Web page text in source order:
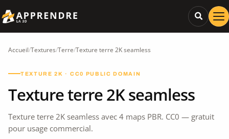
Accueil/Textures/Terre/Texture terre 2K seamless
TEXTURE 2K · CC0 PUBLIC DOMAIN
Texture terre 2K seamless
Texture terre 2K seamless avec 4 maps PBR. CC0 — gratuit
pour usage commercial.